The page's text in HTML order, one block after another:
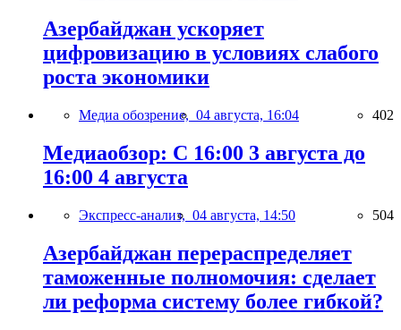
Азербайджан ускоряет
цифровизацию в условиях слабого
роста экономики
Медиа обозрение, 04 августа, 16:04 402
Медиаобзор: С 16:00 3 августа до
16:00 4 августа
Экспресс-анализ, 04 августа, 14:50 504
Азербайджан перераспределяет
таможенные полномочия: сделает
ли реформа систему более гибкой?